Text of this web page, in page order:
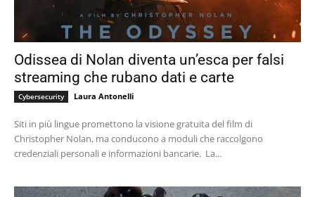
Odissea di Nolan diventa un’esca per falsi
streaming che rubano dati e carte
Cybersecurity Laura Antonelli
Siti in più lingue promettono la visione gratuita del film di
Christopher Nolan, ma conducono a moduli che raccolgono
credenziali personali e informazioni bancarie. La...